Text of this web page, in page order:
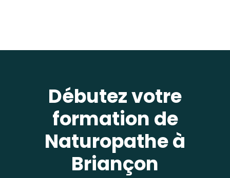
Débutez votre
formation de
Naturopathe à
Briançon